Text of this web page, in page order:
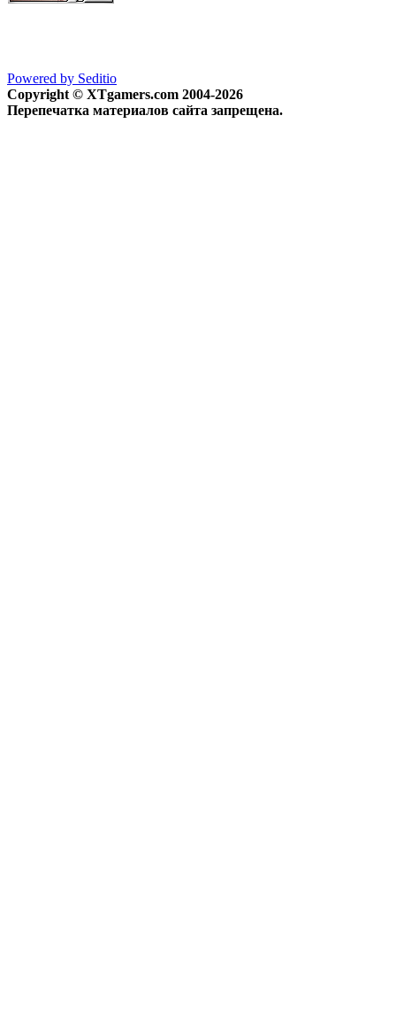
Powered by Seditio
Copyright © XTgamers.com 2004-2026
Перепечатка материалов сайта запрещена.